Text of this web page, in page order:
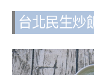
台北民生炒